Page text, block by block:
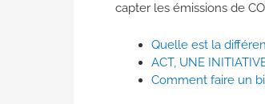
capter les émissions de
Quelle est la
ACT, UNE
Comment faire un